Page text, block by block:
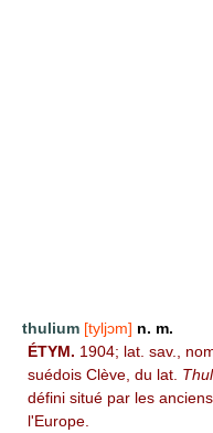
thulium [tyljɔm] n. m.
ÉTYM. 1904; lat. sav.,
suédois Clève, du lat.
défini situé par les
l'Europe.